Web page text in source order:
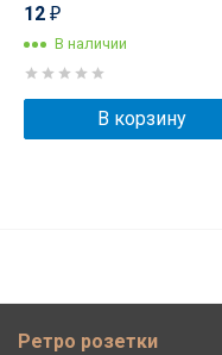
12 ₽
В наличии
В корзину
Ретро розетки